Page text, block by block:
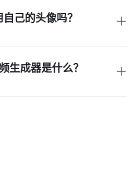
视频制作要快得多，后者可能
果。
己的头像吗？
像，AI 将完全根据您的脚本生
生成器是什么？